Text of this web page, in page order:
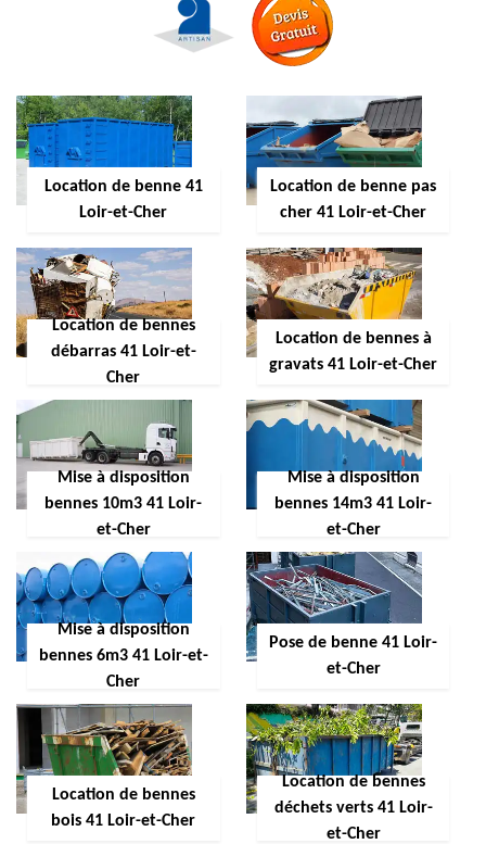
Location de benne 41
Loir-et-Cher
Location de benne pas
cher 41 Loir-et-Cher
Location de bennes
débarras 41 Loir-et-
Cher
Location de bennes à
gravats 41 Loir-et-Cher
Mise à disposition
bennes 10m3 41 Loir-
et-Cher
Mise à disposition
bennes 14m3 41 Loir-
et-Cher
Mise à disposition
bennes 6m3 41 Loir-et-
Cher
Pose de benne 41 Loir-
et-Cher
Location de bennes
bois 41 Loir-et-Cher
Location de bennes
déchets verts 41 Loir-
et-Cher